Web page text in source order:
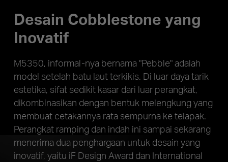
Desain Cobblestone yang
Inovatif
M5350, informal-nya bernama "Pebble" adalah
model setelah batu laut terkikis. Di luar daya tarik
estetika, sifat sedikit kasar dari luar perangkat,
dikombinasikan dengan bentuk melengkung yang
membuat cetakannya rata sempurna ke telapak.
Perangkat ramping dan indah ini sampai sekarang
menerima dua penghargaan untuk desain yang
inovatif, yaitu iF Design Award dan International